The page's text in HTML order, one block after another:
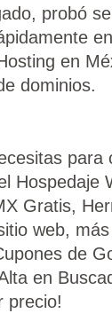
probó
en
dominios.
para
Hospedaje
Gratis,
web,
de
en
precio!